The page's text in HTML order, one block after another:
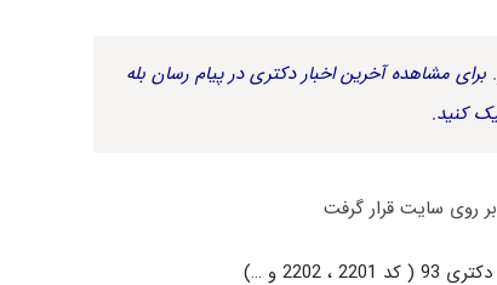
برای مشاهده آخرین اخبار دکتری در پیام رسان بله
کنید.